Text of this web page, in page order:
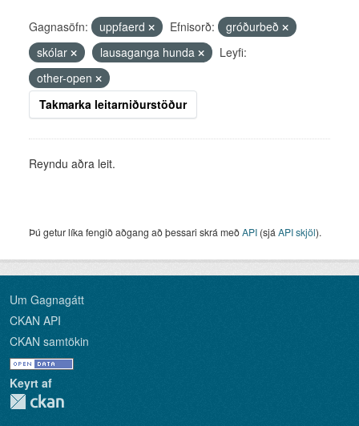
Gagnasöfn: uppfaerd Efnisorð:
gróðurbeð
skólar
lausaganga hunda
Leyfi:
other-open
Takmarka leitarniðurstöður
Reyndu aðra leit.
Þú getur líka fengið aðgang að þessari skrá meðAPI (sjá API skjöl).
Um Gagnagátt
CKAN API
CKAN samtökin
Keyrt af